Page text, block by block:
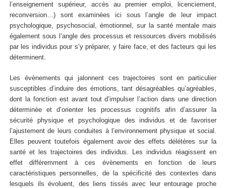
l’enseignement supérieur, accès au premier emploi, licenciement,
reconversion…) sont examinées ici sous l’angle de leur impact
psychologique, psychosocial, émotionnel, sur la santé mentale mais
également sous l’angle des processus et ressources divers mobilisés
par les individus pour s’y préparer, y faire face, et des facteurs qui les
déterminent.
Les évènements qui jalonnent ces trajectoires sont en particulier
susceptibles d’induire des émotions, tant désagréables qu’agréables,
dont la fonction est avant tout d’impulser l’action dans une direction
déterminée et d’orienter les processus cognitifs afin d’assurer la
sécurité physique et psychologique des individus et de favoriser
l’ajustement de leurs conduites à l’environnement physique et social.
Elles peuvent toutefois également avoir des effets délétères sur la
santé et les trajectoires des individus. Les individus réagissent en
effet différemment à ces évènements en fonction de leurs
caractéristiques personnelles, de la spécificité des contextes dans
lesquels ils évoluent, des liens tissés avec leur entourage proche